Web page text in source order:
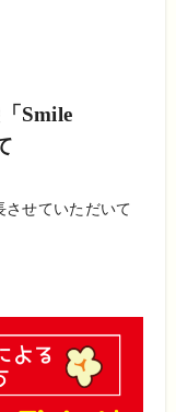
Smile
させていただいて